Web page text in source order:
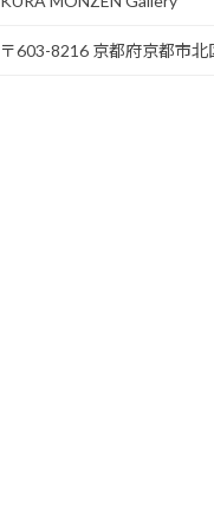
〒603-8216 京都府京都市北